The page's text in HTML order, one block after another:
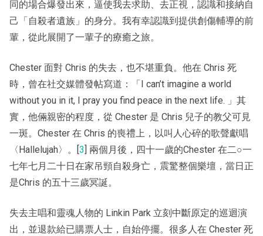
同的場合爆發出來，逼使我去求助、去正視，認識和接納自
己「自殺者遺族」的身分。我有幸認識到提供創傷輔導的前
輩，從此展開了一輩子的療癒之旅。
Chester 面對 Chris 的失去，也不堪重負。他在 Chris 死
時，曾在社交媒體發帖寫道：「I can’t imagine a world
without you in it, I pray you find peace in the next life. 」其
實，他倆親密的程度，從 Chester 是 Chris 兒子的教父可見
一斑。Chester 在 Chris 的喪禮上，以叫人心碎的歌聲獻唱
〈Hallelujah〉。[3] 兩個月後，四十一歲的Chester 在二○一
七年七月二十日在家吊頸自殺身亡，震驚整個樂壇，當日正
是Chris 的五十三歲冥誕。
失去主唱和靈魂人物的 Linkin Park 立刻中斷原定的巡迴演
出，並退款給已購票人士，自始停擺。很多人在 Chester 死